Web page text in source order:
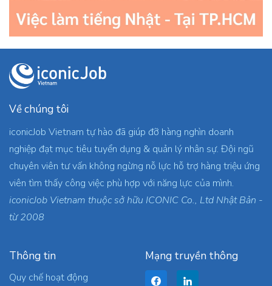
Về chúng tôi
iconicJob Vietnam tự hào đã giúp đỡ hàng nghìn doanh
nghiệp đạt mục tiêu tuyển dụng & quản lý nhân sự. Đội ngũ
chuyên viên tư vấn không ngừng nỗ lực hỗ trợ hàng triệu ứng
viên tìm thấy công việc phù hợp với năng lực của mình.
iconicJob Vietnam thuộc sở hữu ICONIC Co., Ltd Nhật Bản -
từ 2008
Thông tin
Quy chế hoạt động
Mạng truyền thông